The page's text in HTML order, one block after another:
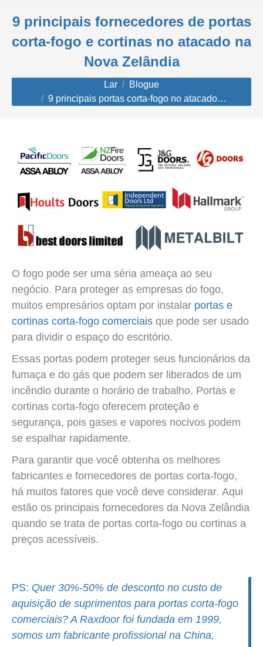
9 principais fornecedores de portas
corta-fogo e cortinas no atacado na
Nova Zelândia
Você está aqui: Lar
Blogue
9 principais portas corta-fogo no atacado…
O fogo pode ser uma séria ameaça ao seu
negócio. Para proteger as empresas do fogo,
muitos empresários optam por instalar portas e
cortinas corta-fogo comerciais que pode ser usado
para dividir o espaço do escritório.
Essas portas podem proteger seus funcionários da
fumaça e do gás que podem ser liberados de um
incêndio durante o horário de trabalho. Portas e
cortinas corta-fogo oferecem proteção e
segurança, pois gases e vapores nocivos podem
se espalhar rapidamente.
Para garantir que você obtenha os melhores
fabricantes e fornecedores de portas corta-fogo,
há muitos fatores que você deve considerar. Aqui
estão os principais fornecedores da Nova Zelândia
quando se trata de portas corta-fogo ou cortinas a
preços acessíveis.
PS: Quer 30%-50% de desconto no custo de
aquisição de suprimentos para portas corta-fogo
comerciais? A Raxdoor foi fundada em 1999,
somos um fabricante profissional na China,